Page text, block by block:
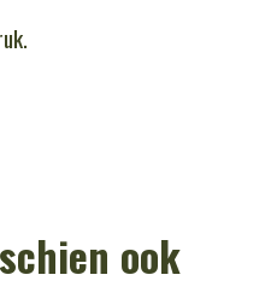
ook